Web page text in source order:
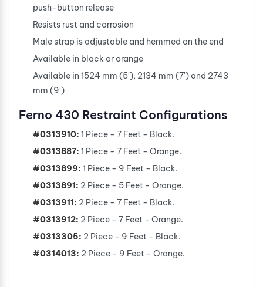
push-button release
Resists rust and corrosion
Male strap is adjustable and hemmed on the end
Available in black or orange
Available in 1524 mm (5'), 2134 mm (7') and 2743
mm (9')
Ferno 430 Restraint Configurations
#0313910: 1 Piece - 7 Feet - Black.
#0313887: 1 Piece - 7 Feet - Orange.
#0313899: 1 Piece - 9 Feet - Black.
#0313891: 2 Piece - 5 Feet - Orange.
#0313911: 2 Piece - 7 Feet - Black.
#0313912: 2 Piece - 7 Feet - Orange.
#0313305: 2 Piece - 9 Feet - Black.
#0314013: 2 Piece - 9 Feet - Orange.